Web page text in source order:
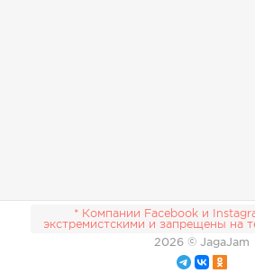
* Компании Facebook и
экстремистскими и запрещены на
2026 © JagaJam